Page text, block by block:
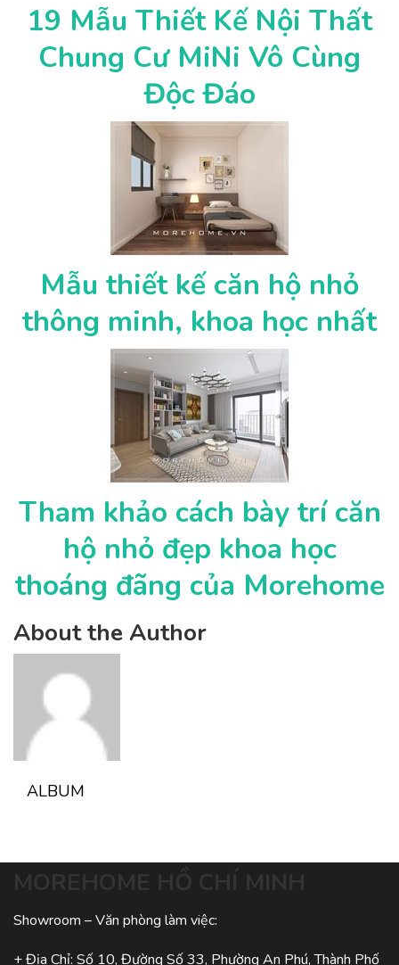
19 Mẫu Thiết Kế Nội Thất
Chung Cư MiNi Vô Cùng
Độc Đáo
Mẫu thiết kế căn hộ nhỏ
thông minh, khoa học nhất
Tham khảo cách bày trí căn
hộ nhỏ đẹp khoa học
thoáng đãng của Morehome
About the Author
ALBUM
Showroom – Văn phòng làm việc:
+ Địa Chỉ: Số 10, Đường Số 33, Phường An Phú, Thành Phố